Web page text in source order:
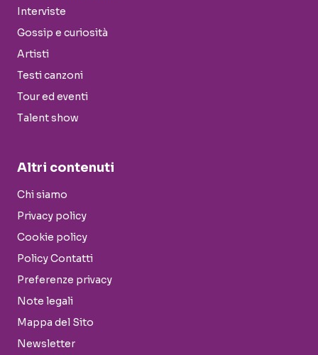
Interviste
Gossip e curiosità
Artisti
Testi canzoni
Tour ed eventi
Talent show
Altri contenuti
Chi siamo
Privacy policy
Cookie policy
Policy Contatti
Preferenze privacy
Note legali
Mappa del Sito
Newsletter